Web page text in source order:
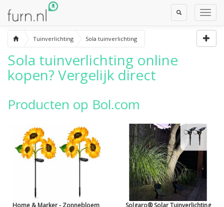
Toggle
Search
Tuinverlichting Sola tuinverlichting
Sola tuinverlichting online
kopen? Vergelijk direct
Producten op Bol.com